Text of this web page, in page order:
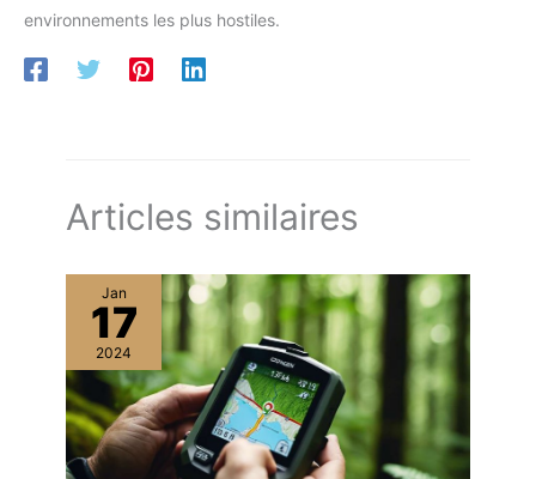
environnements les plus hostiles.
Articles similaires
Jan
17
2024